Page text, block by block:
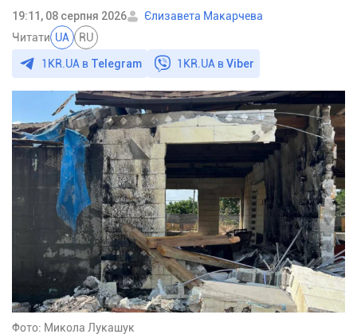
19:11, 08 серпня 2026
Єлизавета Макарчева
Читати UA RU
1KR.UA в Telegram 1KR.UA вViber
Фото: Микола Лукашук